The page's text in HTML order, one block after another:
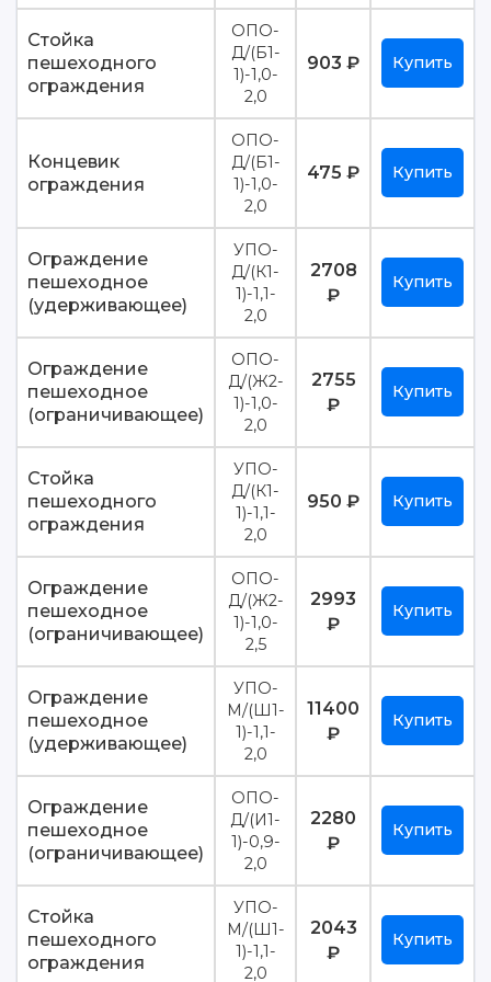
Стойка
пешеходного
ограждения
ОПО-
Д/(Б1-
1)-1,0-
2,0
903 ₽ Купить
Концевик
ограждения
ОПО-
Д/(Б1-
1)-1,0-
2,0
475 ₽ Купить
Ограждение
пешеходное
(удерживающее)
УПО-
Д/(К1-
1)-1,1-
2,0
2708
₽
Купить
Ограждение
пешеходное
(ограничивающее)
ОПО-
Д/(Ж2-
1)-1,0-
2,0
2755
₽
Купить
Стойка
пешеходного
ограждения
УПО-
Д/(К1-
1)-1,1-
2,0
950 ₽ Купить
Ограждение
пешеходное
(ограничивающее)
ОПО-
Д/(Ж2-
1)-1,0-
2,5
2993
₽
Купить
Ограждение
пешеходное
(удерживающее)
УПО-
М/(Ш1-
1)-1,1-
2,0
11400
₽
Купить
Ограждение
пешеходное
(ограничивающее)
ОПО-
Д/(И1-
1)-0,9-
2,0
2280
₽
Купить
Стойка
пешеходного
ограждения
УПО-
М/(Ш1-
1)-1,1-
2,0
2043
₽
Купить